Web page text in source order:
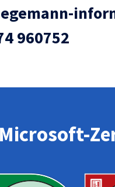
960752